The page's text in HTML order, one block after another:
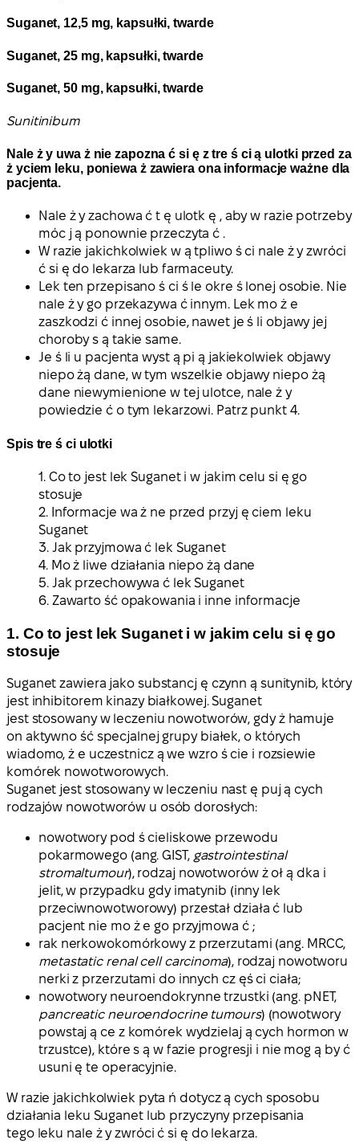
Suganet, 12,5 mg, kapsułki, twarde
Suganet, 25 mg, kapsułki, twarde
Suganet, 50 mg, kapsułki, twarde
Sunitinibum
Nale ż y uwa ż nie zapozna ć si ę z tre ś ci ą ulotki przed za
ż yciem leku, poniewa ż zawiera ona informacje ważne dla
pacjenta.
Nale ż y zachowa ć t ę ulotk ę , aby w razie potrzeby
móc j ą ponownie przeczyta ć .
W razie jakichkolwiek w ą tpliwo ś ci nale ż y zwróci
ć si ę do lekarza lub farmaceuty.
Lek ten przepisano ś ci ś le okre ś lonej osobie. Nie
nale ż y go przekazywa ć innym. Lek mo ż e
zaszkodzi ć innej osobie, nawet je ś li objawy jej
choroby s ą takie same.
Je ś li u pacjenta wyst ą pi ą jakiekolwiek objawy
niepo żą dane, w tym wszelkie objawy niepo żą
dane niewymienione w tej ulotce, nale ż y
powiedzie ć o tym lekarzowi. Patrz punkt 4.
Spis tre ś ci ulotki
1. Co to jest lek Suganet i w jakim celu si ę go
stosuje
2. Informacje wa ż ne przed przyj ę ciem leku
Suganet
3. Jak przyjmowa ć lek Suganet
4. Mo ż liwe działania niepo żą dane
5. Jak przechowywa ć lek Suganet
6. Zawarto ść opakowania i inne informacje
1. Co to jest lek Suganet i w jakim celu si ę go
stosuje
Suganet zawiera jako substancj ę czynn ą sunitynib, który
jest inhibitorem kinazy białkowej. Suganet
jest stosowany w leczeniu nowotworów, gdy ż hamuje
on aktywno ść specjalnej grupy białek, o których
wiadomo, ż e uczestnicz ą we wzro ś cie i rozsiewie
komórek nowotworowych.
Suganet jest stosowany w leczeniu nast ę puj ą cych
rodzajów nowotworów u osób dorosłych:
nowotwory pod ś cieliskowe przewodu
pokarmowego (ang. GIST, gastrointestinal
stromaltumour), rodzaj nowotworów ż oł ą dka i
jelit, w przypadku gdy imatynib (inny lek
przeciwnowotworowy) przestał działa ć lub
pacjent nie mo ż e go przyjmowa ć ;
rak nerkowokomórkowy z przerzutami (ang. MRCC,
metastatic renal cell carcinoma), rodzaj nowotworu
nerki z przerzutami do innych cz ęś ci ciała;
nowotwory neuroendokrynne trzustki (ang. pNET,
pancreatic neuroendocrine tumours) (nowotwory
powstaj ą ce z komórek wydzielaj ą cych hormon w
trzustce), które s ą w fazie progresji i nie mog ą by ć
usuni ę te operacyjnie.
W razie jakichkolwiek pyta ń dotycz ą cych sposobu
działania leku Suganet lub przyczyny przepisania
tego leku nale ż y zwróci ć si ę do lekarza.